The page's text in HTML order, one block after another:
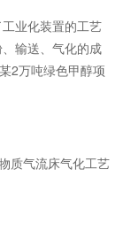
业化装置的工艺
输送、气化的成
2万吨绿色甲醇项
质气流床气化工艺